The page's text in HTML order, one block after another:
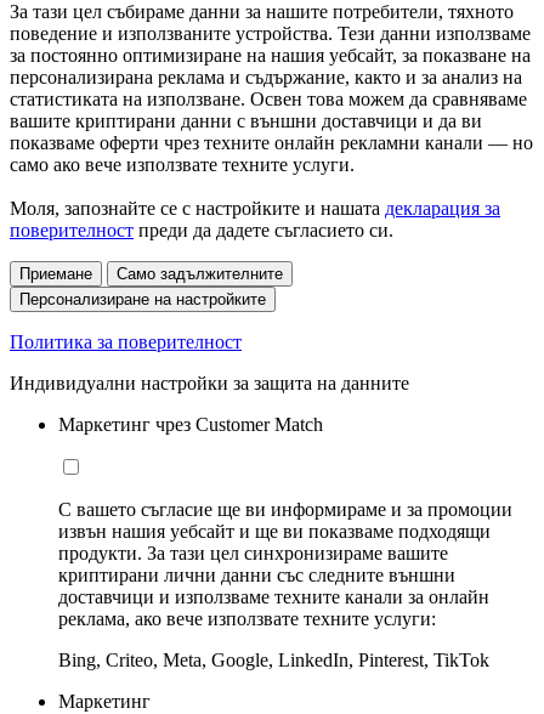
За тази цел събираме данни за нашите потребители, тяхното
поведение и използваните устройства. Тези данни използваме
за постоянно оптимизиране на нашия уебсайт, за показване на
персонализирана реклама и съдържание, както и за анализ на
статистиката на използване. Освен това можем да сравняваме
вашите криптирани данни с външни доставчици и да ви
показваме оферти чрез техните онлайн рекламни канали — но
само ако вече използвате техните услуги.
Моля, запознайте се с настройките и нашата декларация за
поверителност преди да дадете съгласието си.
Приемане
Само задължителните
Персонализиране на настройките
Политика за поверителност
Индивидуални настройки за защита на данните
Маркетинг чрез Customer Match
С вашето съгласие ще ви информираме и за промоции
извън нашия уебсайт и ще ви показваме подходящи
продукти. За тази цел синхронизираме вашите
криптирани лични данни със следните външни
доставчици и използваме техните канали за онлайн
реклама, ако вече използвате техните услуги:
Bing, Criteo, Meta, Google, LinkedIn, Pinterest, TikTok
Маркетинг